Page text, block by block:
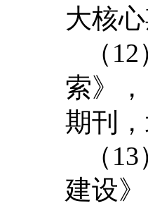
大核
（ 12
索》
期刊
（ 13
建设